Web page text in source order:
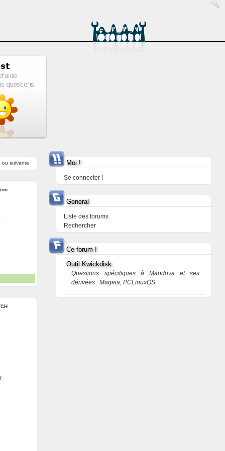
ou suivante Moi !
Se connecter !
General
Liste des forums
Rechercher
Ce forum !
Outil Kwickdisk
Questions spécifiques à Mandriva et ses
dérivées : Mageia, PCLinuxOS